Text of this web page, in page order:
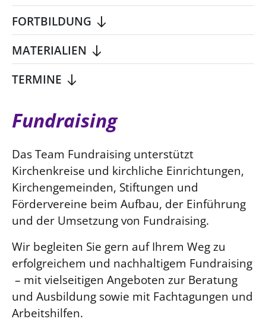
FORTBILDUNG
MATERIALIEN
TERMINE
Fundraising
Das Team Fundraising unterstützt
Kirchenkreise und kirchliche Einrichtungen,
Kirchengemeinden, Stiftungen und
Fördervereine beim Aufbau, der Einführung
und der Umsetzung von Fundraising.
Wir begleiten Sie gern auf Ihrem Weg zu
erfolgreichem und nachhaltigem Fundraising
– mit vielseitigen Angeboten zur Beratung
und Ausbildung sowie mit Fachtagungen und
Arbeitshilfen.
SCHUTZKONZEPT
Kinder und Jugendliche
Kultur und Kunst
Ökumene und Religionen